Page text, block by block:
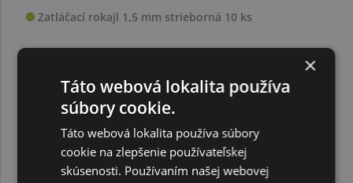
Zatláčací rokajl 1,5 mm strieborná 10 ks
×
Táto webová lokalita používa
súbory cookie.
Táto webová lokalita používa súbory
cookie na zlepšenie používateľskej
skúsenosti. Používaním našej webovej